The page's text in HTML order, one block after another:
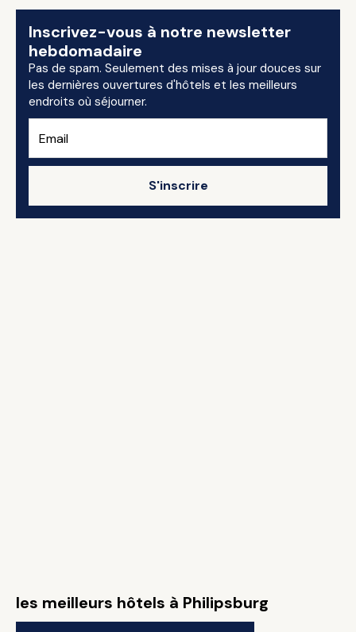
Inscrivez-vous à notre newsletter
hebdomadaire
Pas de spam. Seulement des mises à jour douces sur
les dernières ouvertures d'hôtels et les meilleurs
endroits où séjourner.
S'inscrire
les meilleurs hôtels à Philipsburg